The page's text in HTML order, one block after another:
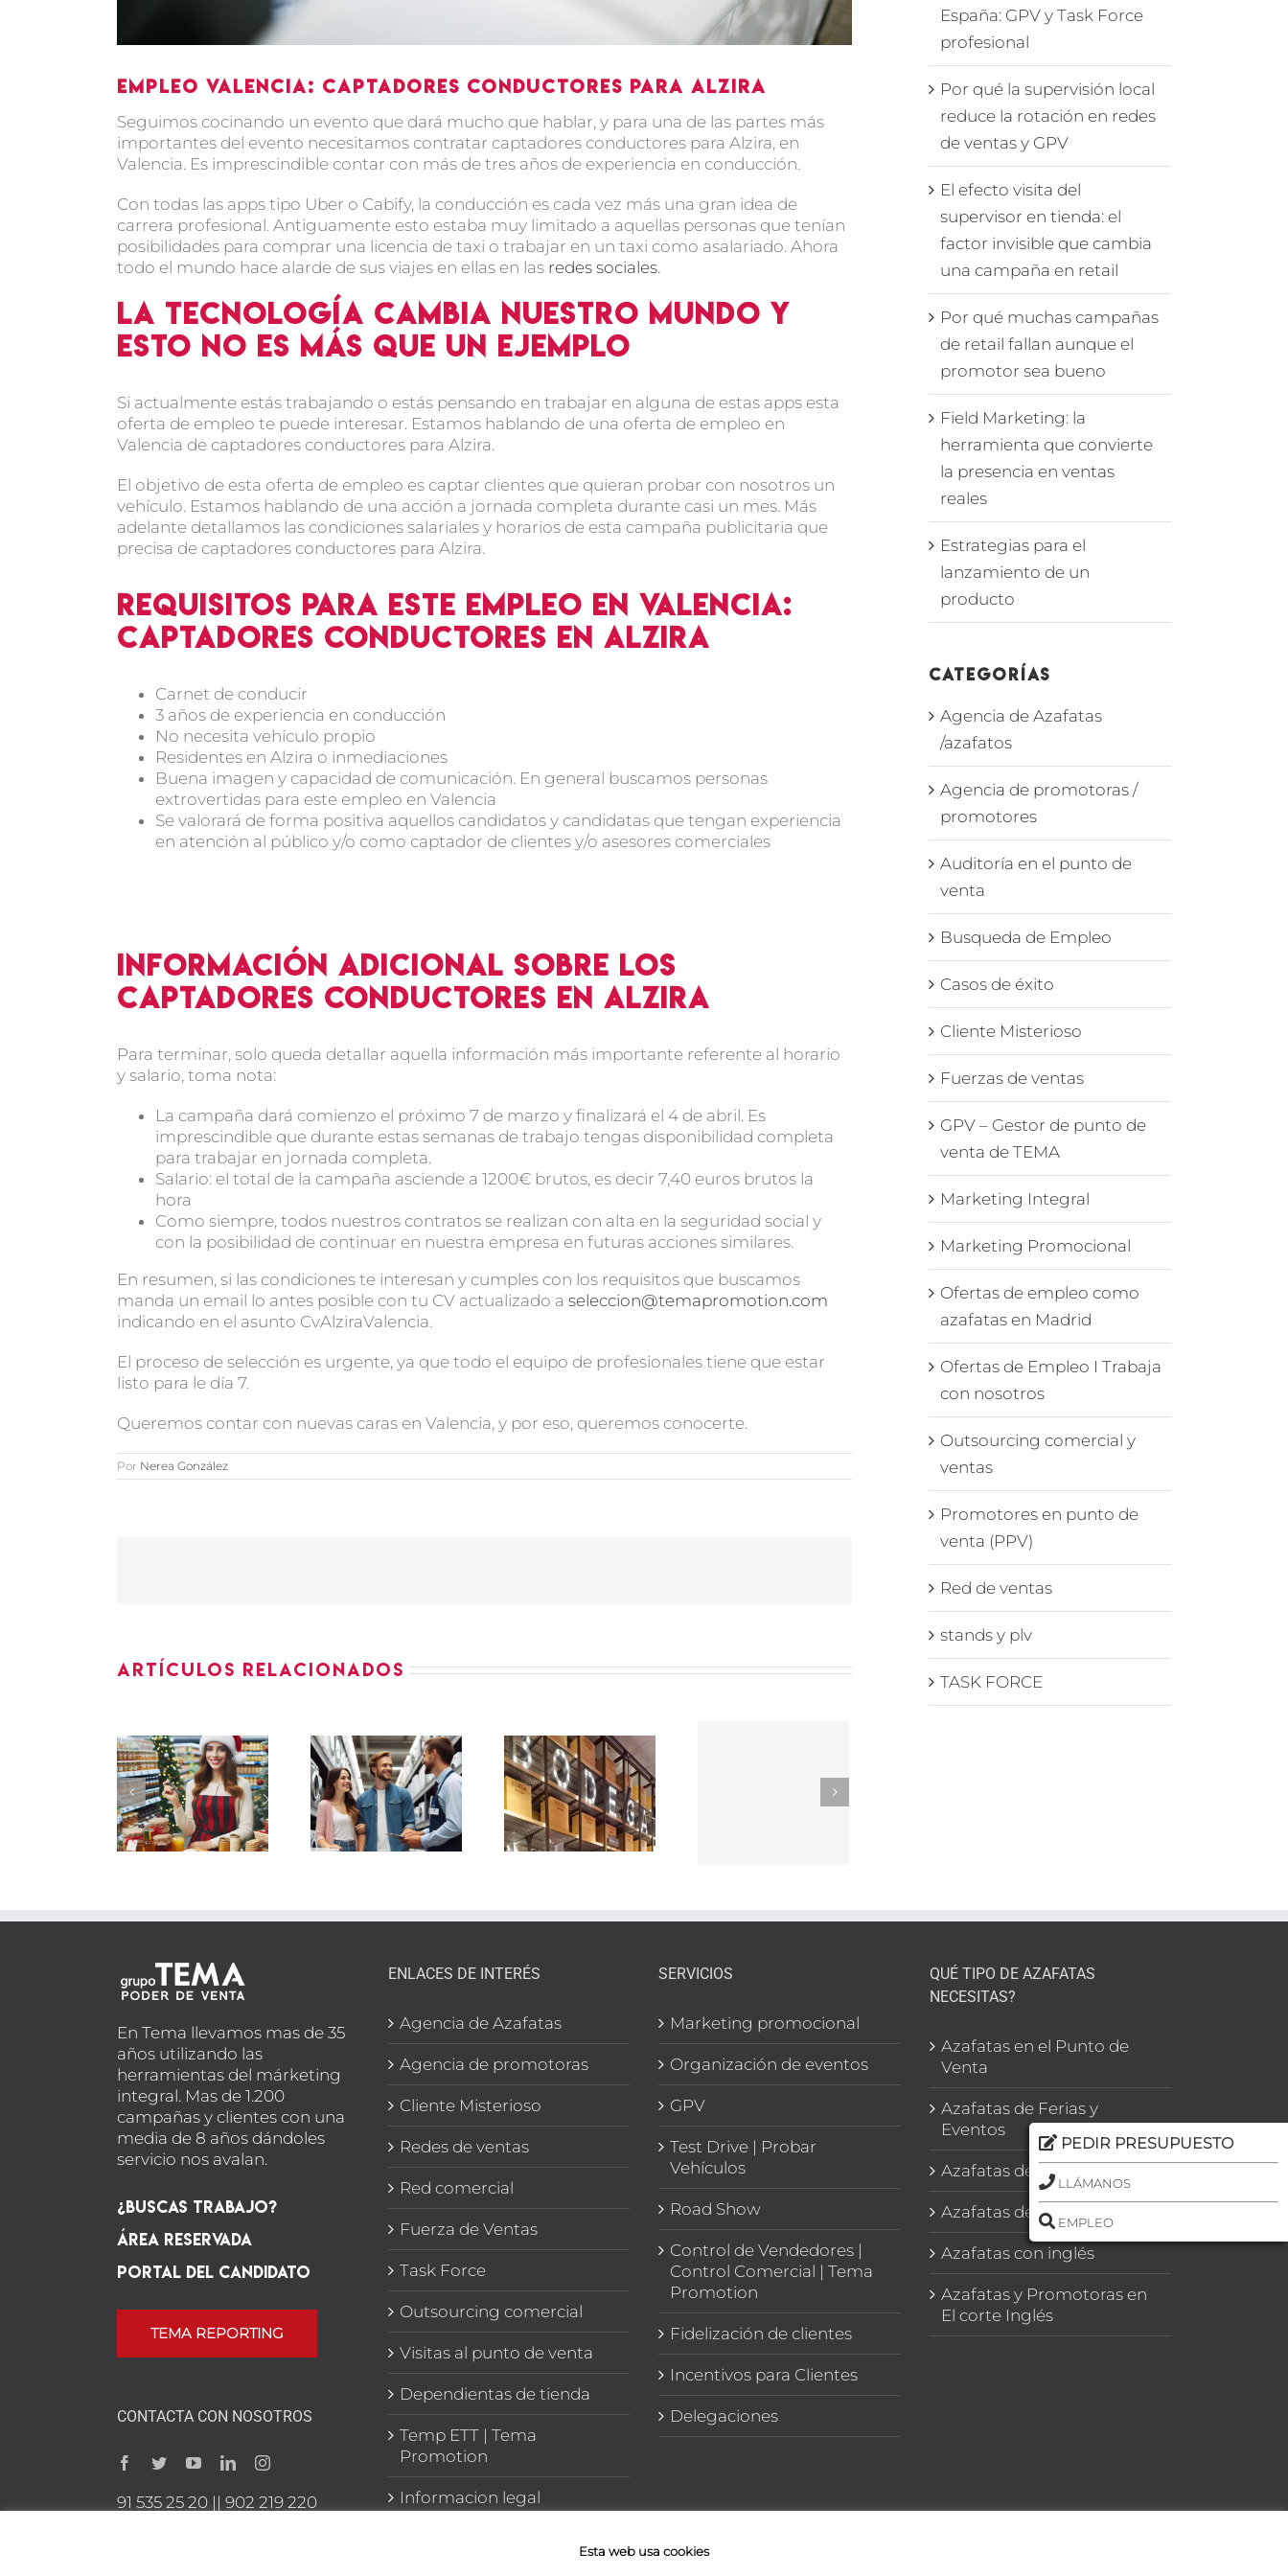
Empleo Valencia: Captadores Conductores para Alzira
Seguimos cocinando un evento que dará mucho que hablar, y para una de las partes más
importantes del evento necesitamos contratar captadores conductores para Alzira, en
Valencia. Es imprescindible contar con más de tres años de experiencia en conducción.
Con todas las apps tipo Uber o Cabify, la conducción es cada vez más una gran idea de
carrera profesional. Antiguamente esto estaba muy limitado a aquellas personas que tenían
posibilidades para comprar una licencia de taxi o trabajar en un taxi como asalariado. Ahora
todo el mundo hace alarde de sus viajes en ellas en las redes sociales.
La tecnología cambia nuestro mundo y
esto no es más que un ejemplo
Si actualmente estás trabajando o estás pensando en trabajar en alguna de estas apps esta
oferta de empleo te puede interesar. Estamos hablando de una oferta de empleo en
Valencia de captadores conductores para Alzira.
El objetivo de esta oferta de empleo es captar clientes que quieran probar con nosotros un
vehículo. Estamos hablando de una acción a jornada completa durante casi un mes. Más
adelante detallamos las condiciones salariales y horarios de esta campaña publicitaria que
precisa de captadores conductores para Alzira.
Requisitos para este empleo en Valencia:
captadores conductores en Alzira
Carnet de conducir
3 años de experiencia en conducción
No necesita vehículo propio
Residentes en Alzira o inmediaciones
Buena imagen y capacidad de comunicación. En general buscamos personas
extrovertidas para este empleo en Valencia
Se valorará de forma positiva aquellos candidatos y candidatas que tengan experiencia
en atención al público y/o como captador de clientes y/o asesores comerciales
Información adicional sobre los
captadores conductores en Alzira
Para terminar, solo queda detallar aquella información más importante referente al horario
y salario, toma nota:
La campaña dará comienzo el próximo 7 de marzo y finalizará el 4 de abril. Es
imprescindible que durante estas semanas de trabajo tengas disponibilidad completa
para trabajar en jornada completa.
Salario: el total de la campaña asciende a 1200€ brutos, es decir 7,40 euros brutos la
hora
Como siempre, todos nuestros contratos se realizan con alta en la seguridad social y
con la posibilidad de continuar en nuestra empresa en futuras acciones similares.
En resumen, si las condiciones te interesan y cumples con los requisitos que buscamos
manda un email lo antes posible con tu CV actualizado a seleccion@temapromotion.com
indicando en el asunto CvAlziraValencia.
El proceso de selección es urgente, ya que todo el equipo de profesionales tiene que estar
listo para le día 7.
Queremos contar con nuevas caras en Valencia, y por eso, queremos conocerte.
Por Nerea González
Artículos relacionados
PROMOTORES
PEQUEÑO
ELECTRODOMÉSTICO
EN
MARBELLA
ASESOR-
VENDEDOR
de
supermercado
en
SECCIÓN
Trabaja
con
nosotros
como
herramienta
España: GPV y Task Force
profesional
Por qué la supervisión local
reduce la rotación en redes
de ventas y GPV
El efecto visita del
supervisor en tienda: el
factor invisible que cambia
una campaña en retail
Por qué muchas campañas
de retail fallan aunque el
promotor sea bueno
Field Marketing: la
herramienta que convierte
la presencia en ventas
reales
Estrategias para el
lanzamiento de un
producto
Categorías
Agencia de Azafatas
/azafatos
Agencia de promotoras /
promotores
Auditoría en el punto de
venta
Busqueda de Empleo
Casos de éxito
Cliente Misterioso
Fuerzas de ventas
GPV – Gestor de punto de
venta de TEMA
Marketing Integral
Marketing Promocional
Ofertas de empleo como
azafatas en Madrid
Ofertas de Empleo I Trabaja
con nosotros
Outsourcing comercial y
ventas
Promotores en punto de
venta (PPV)
Red de ventas
stands y plv
TASK FORCE
En Tema llevamos mas de 35
años utilizando las
herramientas del márketing
integral. Mas de 1.200
campañas y clientes con una
media de 8 años dándoles
servicio nos avalan.
¿Buscas Trabajo?
Área Reservada
Portal del candidato
TEMA REPORTING
CONTACTA CON NOSOTROS
91 535 25 20 || 902 219 220
ENLACES DE INTERÉS
Agencia de Azafatas
Agencia de promotoras
Cliente Misterioso
Redes de ventas
Red comercial
Fuerza de Ventas
Task Force
Outsourcing comercial
Visitas al punto de venta
Dependientas de tienda
Temp ETT | Tema
Promotion
Informacion legal
SERVICIOS
Marketing promocional
Organización de eventos
GPV
Test Drive | Probar
Vehículos
Road Show
Control de Vendedores |
Control Comercial | Tema
Promotion
Fidelización de clientes
Incentivos para Clientes
Delegaciones
QUÉ TIPO DE AZAFATAS
NECESITAS?
Azafatas en el Punto de
Venta
Azafatas de Ferias y
Eventos
Azafatas de Congresos
Azafatas de Imagen
Azafatas con inglés
Azafatas y Promotoras en
El corte Inglés
PEDIR PRESUPUESTO
LLÁMANOS
EMPLEO
Esta web usa cookies